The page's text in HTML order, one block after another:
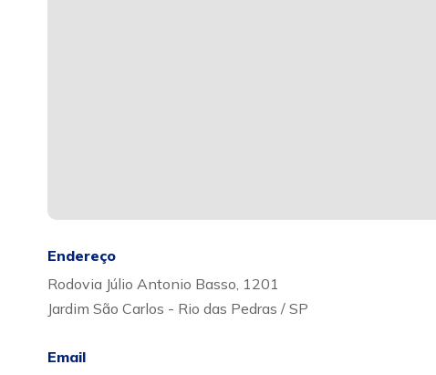
Endereço
Rodovia Júlio Antonio Basso, 1201
Jardim São Carlos - Rio das Pedras / SP
Email